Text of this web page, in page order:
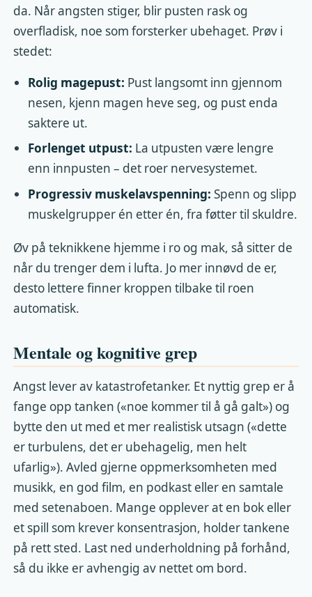
da. Når angsten stiger, blir pusten rask og
overfladisk, noe som forsterker ubehaget. Prøv i
stedet:
Rolig magepust: Pust langsomt inn gjennom
nesen, kjenn magen heve seg, og pust enda
saktere ut.
Forlenget utpust: La utpusten være lengre
enn innpusten – det roer nervesystemet.
Progressiv muskelavspenning: Spenn og slipp
muskelgrupper én etter én, fra føtter til skuldre.
Øv på teknikkene hjemme i ro og mak, så sitter de
når du trenger dem i lufta. Jo mer innøvd de er,
desto lettere finner kroppen tilbake til roen
automatisk.
Mentale og kognitive grep
Angst lever av katastrofetanker. Et nyttig grep er å
fange opp tanken («noe kommer til å gå galt») og
bytte den ut med et mer realistisk utsagn («dette
er turbulens, det er ubehagelig, men helt
ufarlig»). Avled gjerne oppmerksomheten med
musikk, en god film, en podkast eller en samtale
med setenaboen. Mange opplever at en bok eller
et spill som krever konsentrasjon, holder tankene
på rett sted. Last ned underholdning på forhånd,
så du ikke er avhengig av nettet om bord.